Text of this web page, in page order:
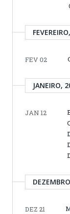
FEV 02
JANEIRO,
JAN 12
DEZ 21